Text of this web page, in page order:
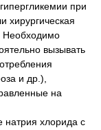
при
хирургическая
Необходимо
вызывать
и др.),
на
натрия хлорида с